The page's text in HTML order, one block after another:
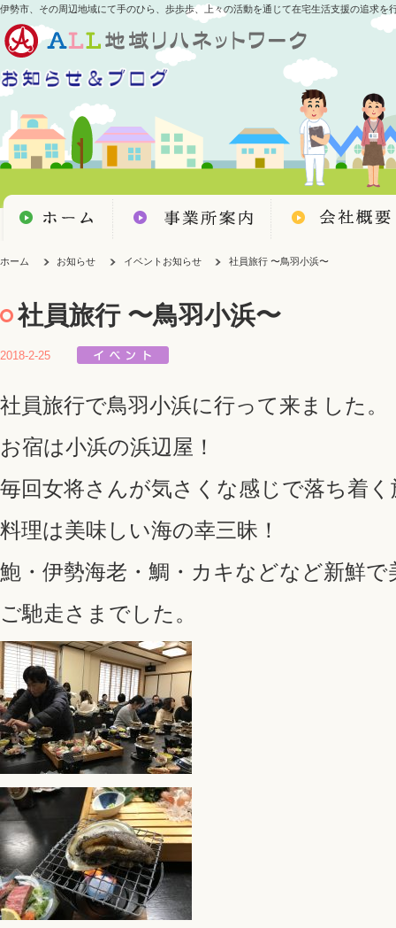
伊勢市、その周辺地域にて手のひら、歩歩歩、上々の活動を通じて在宅生活支援の追求を
ホーム お知らせ イベントお知らせ 社員旅行 〜鳥羽小浜〜
社員旅行 〜鳥羽小浜〜
2018-2-25
社員旅行で鳥羽小浜に行って来ました。
お宿は小浜の浜辺屋！
毎回女将さんが気さくな感じで落ち着
料理は美味しい海の幸三昧！
鮑・伊勢海老・鯛・カキなどなど新鮮
ご馳走さまでした。